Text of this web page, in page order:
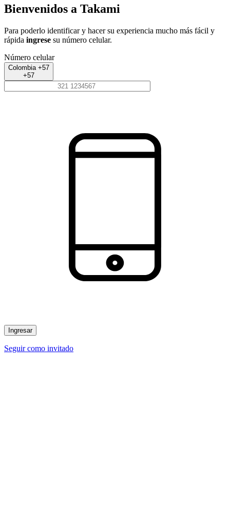
Bienvenidos a Takami
Para poderlo identificar y hacer su experiencia mucho más fácil y
rápida ingrese su número celular.
Número celular
Colombia +57
+57
Ingresar
Seguir como invitado